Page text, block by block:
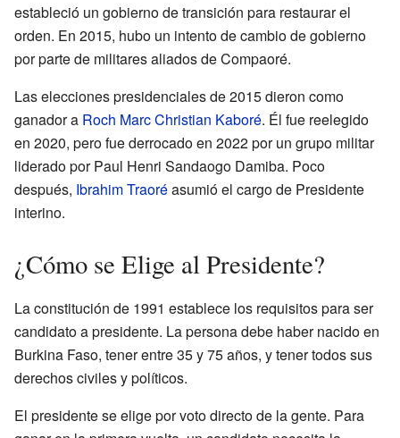
estableció un gobierno de transición para restaurar el
orden. En 2015, hubo un intento de cambio de gobierno
por parte de militares aliados de Compaoré.
Las elecciones presidenciales de 2015 dieron como
ganador a Roch Marc Christian Kaboré. Él fue reelegido
en 2020, pero fue derrocado en 2022 por un grupo militar
liderado por Paul Henri Sandaogo Damiba. Poco
después, Ibrahim Traoréasumió el cargo de Presidente
interino.
¿Cómo se Elige al Presidente?
La constitución de 1991 establece los requisitos para ser
candidato a presidente. La persona debe haber nacido en
Burkina Faso, tener entre 35 y 75 años, y tener todos sus
derechos civiles y políticos.
El presidente se elige por voto directo de la gente. Para